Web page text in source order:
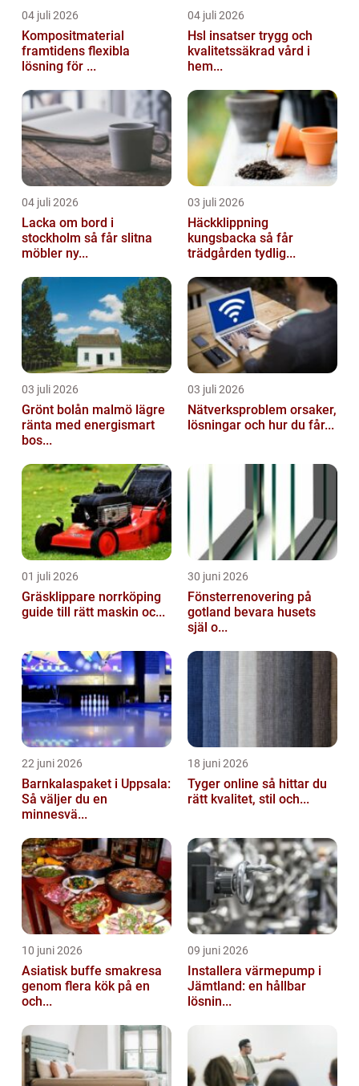
04 juli 2026
Kompositmaterial
framtidens flexibla
lösning för ...
04 juli 2026
Hsl insatser trygg och
kvalitetssäkrad vård i
hem...
04 juli 2026
Lacka om bord i
stockholm så får slitna
möbler ny...
03 juli 2026
Häckklippning
kungsbacka så får
trädgården tydlig...
03 juli 2026
Grönt bolån malmö lägre
ränta med energismart
bos...
03 juli 2026
Nätverksproblem orsaker,
lösningar och hur du får...
01 juli 2026
Gräsklippare norrköping
guide till rätt maskin oc...
30 juni 2026
Fönsterrenovering på
gotland bevara husets
själ o...
22 juni 2026
Barnkalaspaket i Uppsala:
Så väljer du en
minnesvä...
18 juni 2026
Tyger online så hittar du
rätt kvalitet, stil och...
10 juni 2026
Asiatisk buffe smakresa
genom flera kök på en
och...
09 juni 2026
Installera värmepump i
Jämtland: en hållbar
lösnin...